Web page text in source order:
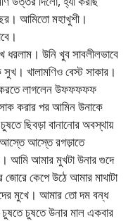
আমিতো মহাখুশী।
উনি খুব সাবলীলভাবে
খালামণিও বেস্ট সাকার।
লাগলেন উফফফফফ
করার পর আমিন উনাকে
ছিবড়া বানানোর অবস্থায়
আস্তে আস্তে রগড়াতে
আমি আমার মুখটা উনার গুদে
কেপে উঠে আমার মাথাটা
মুখে। আমার তো দম বন্ধ
চুষতে চুষতে উনার মাল একবার